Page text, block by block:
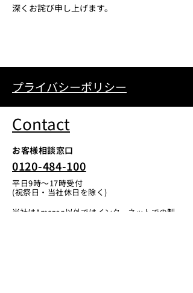
深くお詫び申し上げます。
プライバシーポリシー
Contact
お客様相談窓口
0120-484-100
平日9時〜17時受付
(祝祭日・当社休日を除く)
当社はAmazon以外ではインターネットでの製